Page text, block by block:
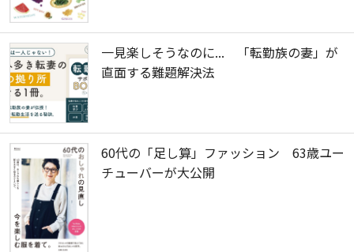
一見楽しそうなのに... 「転勤族の妻」が
直面する難題解決法
60代の「足し算」ファッション 63歳ユー
チューバーが大公開